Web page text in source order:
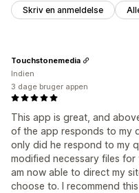
Skriv en anmeldelse
This app is great, and
of the app responds to my
only did he respond to my
modified necessary files for
am now able to direct my
choose to. I recommend
Touchstonemedia
Indien
3 dage bruger appen